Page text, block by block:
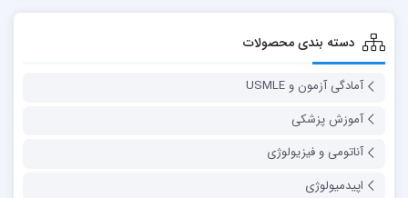
دسته بندی محصولات
آمادگی آزمون و USMLE
آموزش پزشکی
آناتومی و فیزیولوژی
اپیدمیولوژی